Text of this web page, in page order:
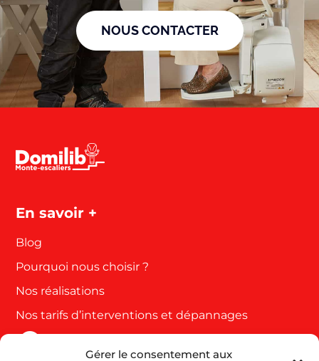
Gérer le consentement aux
NOUS CONTACTER
En savoir +
Blog
Pourquoi nous choisir ?
Nos réalisations
Nos tarifs d’interventions et dépannages